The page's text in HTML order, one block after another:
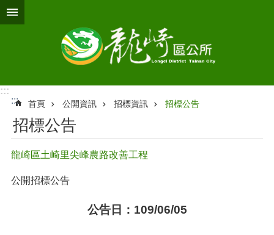
跳到主要內容區塊
:::
:::
首頁 公開資訊 招標資訊 招標公告
招標公告
龍崎區土崎里尖峰農路改善工程
公開招標公告
公告日：109/06/05